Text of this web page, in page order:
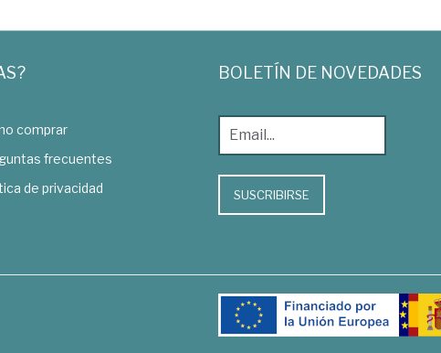
comprar
frecuentes
de privacidad
BOLETÍN DE NOVEDADES
SUSCRIBIRSE